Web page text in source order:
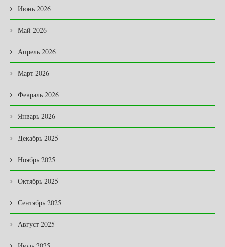
Июнь 2026
Май 2026
Апрель 2026
Март 2026
Февраль 2026
Январь 2026
Декабрь 2025
Ноябрь 2025
Октябрь 2025
Сентябрь 2025
Август 2025